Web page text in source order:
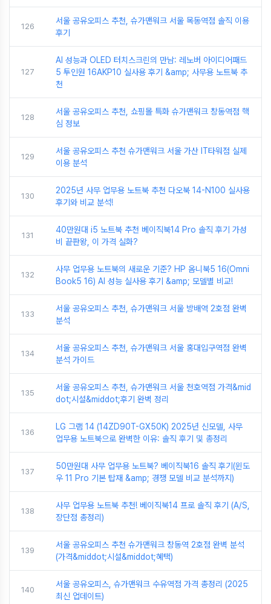
126
서울 공유오피스 추천, 슈가맨워크 서울 목동역점 솔직 이용
후기
127
AI 성능과 OLED 터치스크린의 만남: 레노버 아이디어패드
5 투인원 16AKP10 실사용 후기 &amp; 사무용 노트북 추
천
128
서울 공유오피스 추천, 쇼핑몰 특화 슈가맨워크 창동역점 핵
심 정보
129
서울 공유오피스 추천 슈가맨워크 서울 가산 IT타워점 실제
이용 분석
130
2025년 사무 업무용 노트북 추천 다오북 14-N100 실사용
후기와 비교 분석!
131
40만원대 i5 노트북 추천 베이직북14 Pro 솔직 후기 가성
비 끝판왕, 이 가격 실화?
132
사무 업무용 노트북의 새로운 기준? HP 옴니북5 16(Omni
Book5 16) AI 성능 실사용 후기 &amp; 모델별 비교!
133
서울 공유오피스 추천, 슈가맨워크 서울 방배역 2호점 완벽
분석
134
서울 공유오피스 추천, 슈가맨워크 서울 홍대입구역점 완벽
분석 가이드
135
서울 공유오피스 추천, 슈가맨워크 서울 천호역점 가격&mid
dot;시설&middot;후기 완벽 정리
136
LG 그램 14 (14ZD90T-GX50K) 2025년 신모델, 사무
업무용 노트북으로 완벽한 이유: 솔직 후기 및 총정리
137
50만원대 사무 업무용 노트북? 베이직북16 솔직 후기(윈도
우 11 Pro 기본 탑재 &amp; 경쟁 모델 비교 분석까지)
138
사무 업무용 노트북 추천! 베이직북14 프로 솔직 후기 (A/S,
장단점 총정리)
139
서울 공유오피스 추천 슈가맨워크 창동역 2호점 완벽 분석
(가격&middot;시설&middot;혜택)
140
서울 공유오피스, 슈가맨워크 수유역점 가격 총정리 (2025
최신 업데이트)